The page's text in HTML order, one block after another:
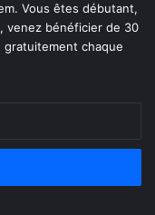
Vous êtes débutant,
venez bénéficier de 30
gratuitement chaque